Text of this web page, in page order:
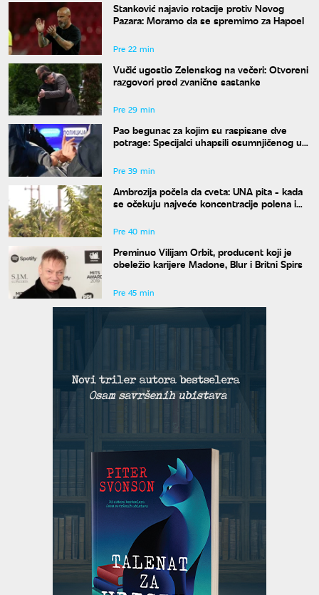
Stanković najavio rotacije protiv Novog
Pazara: Moramo da se spremimo za Hapoel
Pre 22 min
Vučić ugostio Zelenskog na večeri: Otvoreni
razgovori pred zvanične sastanke
Pre 29 min
Pao begunac za kojim su raspisane dve
potrage: Specijalci uhapsili osumnjičenog u
Pre 39 min
Ambrozija počela da cveta: UNA pita - kada
se očekuju najveće koncentracije polena i
Pre 40 min
Preminuo Vilijam Orbit, producent koji je
obeležio karijere Madone, Blur i Britni Spirs
Pre 45 min